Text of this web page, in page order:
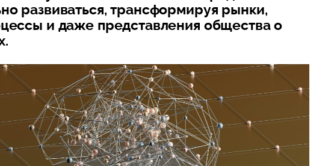
развиваться, трансформируя рынки,
и даже представления общества о